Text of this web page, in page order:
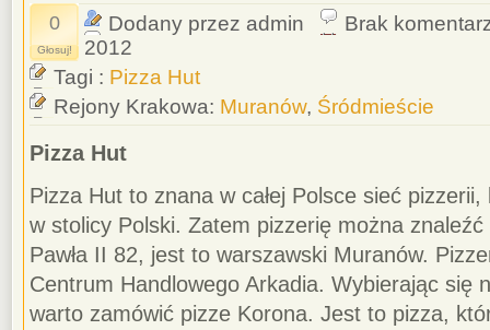
0
Głosuj!
Dodany przez admin
Brak
2012
Tagi : Pizza Hut
Rejony Krakowa: Muranów, Śródmieście
Pizza Hut
Pizza Hut to znana w całej Polsce sieć
w stolicy Polski. Zatem pizzerię można
Pawła II 82, jest to warszawski Muranów.
Centrum Handlowego Arkadia. Wybierając się
warto zamówić pizze Korona. Jest to pizza,